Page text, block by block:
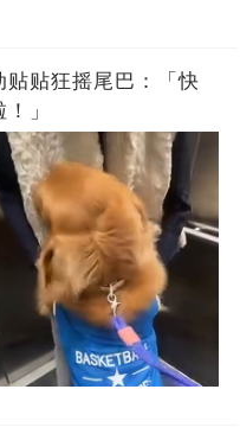
贴狂摇尾巴：「快
」